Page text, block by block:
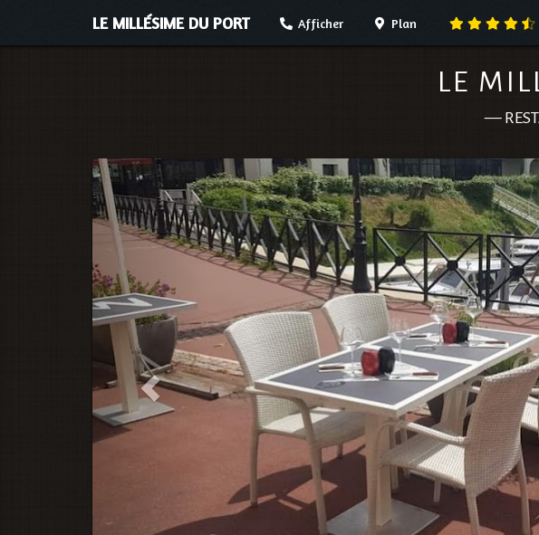
LE MILLÉSIME DU PORT Afficher Plan
LE
—